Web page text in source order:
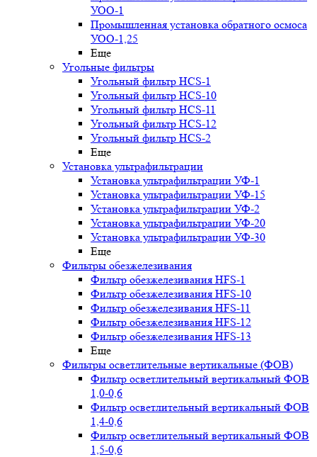
УОО-1
Промышленная установка обратного осмоса
УОО-1,25
Еще
Угольные фильтры
Угольный фильтр HСS-1
Угольный фильтр HСS-10
Угольный фильтр HСS-11
Угольный фильтр HСS-12
Угольный фильтр HСS-2
Еще
Установка ультрафильтрации
Установка ультрафильтрации УФ-1
Установка ультрафильтрации УФ-15
Установка ультрафильтрации УФ-2
Установка ультрафильтрации УФ-20
Установка ультрафильтрации УФ-30
Еще
Фильтры обезжелезивания
Фильтр обезжелезивания HFS-1
Фильтр обезжелезивания HFS-10
Фильтр обезжелезивания HFS-11
Фильтр обезжелезивания HFS-12
Фильтр обезжелезивания HFS-13
Еще
Фильтры осветлительные вертикальные (ФОВ)
Фильтр осветлительный вертикальный ФОВ
1,0-0,6
Фильтр осветлительный вертикальный ФОВ
1,4-0,6
Фильтр осветлительный вертикальный ФОВ
1,5-0,6